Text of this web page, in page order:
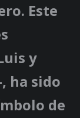
Este
y
ha sido
de